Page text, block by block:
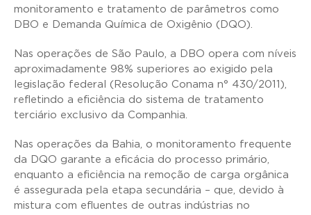
monitoramento e tratamento de parâmetros como
DBO e Demanda Química de Oxigênio (DQO).
Nas operações de São Paulo, a DBO opera com níveis
aproximadamente 98% superiores ao exigido pela
legislação federal (Resolução Conama n° 430/2011),
refletindo a eficiência do sistema de tratamento
terciário exclusivo da Companhia.
Nas operações da Bahia, o monitoramento frequente
da DQO garante a eficácia do processo primário,
enquanto a eficiência na remoção de carga orgânica
é assegurada pela etapa secundária – que, devido à
mistura com efluentes de outras indústrias no